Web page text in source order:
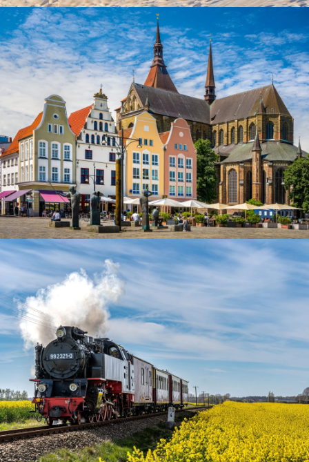
lighthouse in Warnemuende Rostock. Germany baltic sea vacation.
Rostock